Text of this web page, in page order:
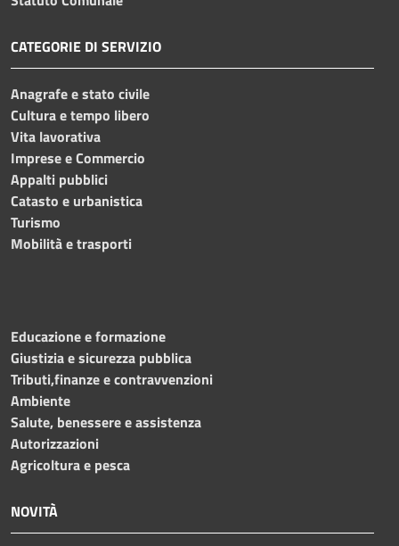
CATEGORIE DI SERVIZIO
Anagrafe e stato civile
Cultura e tempo libero
Vita lavorativa
Imprese e Commercio
Appalti pubblici
Catasto e urbanistica
Turismo
Mobilità e trasporti
Educazione e formazione
Giustizia e sicurezza pubblica
Tributi,finanze e contravvenzioni
Ambiente
Salute, benessere e assistenza
Autorizzazioni
Agricoltura e pesca
NOVITÀ